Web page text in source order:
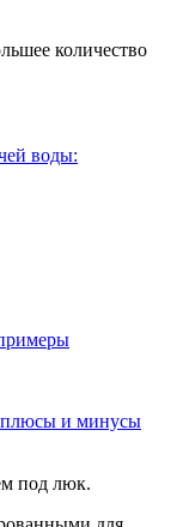
количество
воды:
плюсы и минусы
под люк.